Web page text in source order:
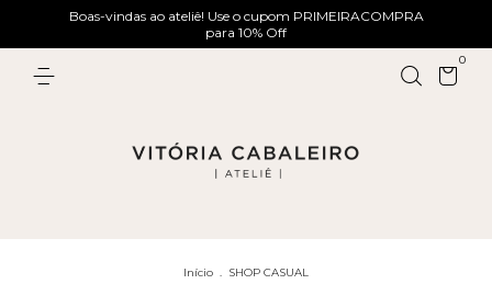
Boas-vindas ao ateliê! Use o cupom PRIMEIRACOMPRA
para 10% Off
0
Início . SHOP CASUAL